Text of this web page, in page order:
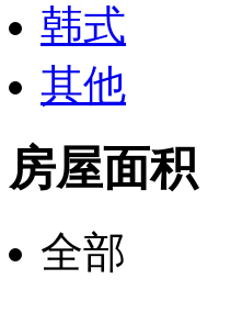
韩式
其他
房屋面积
全部